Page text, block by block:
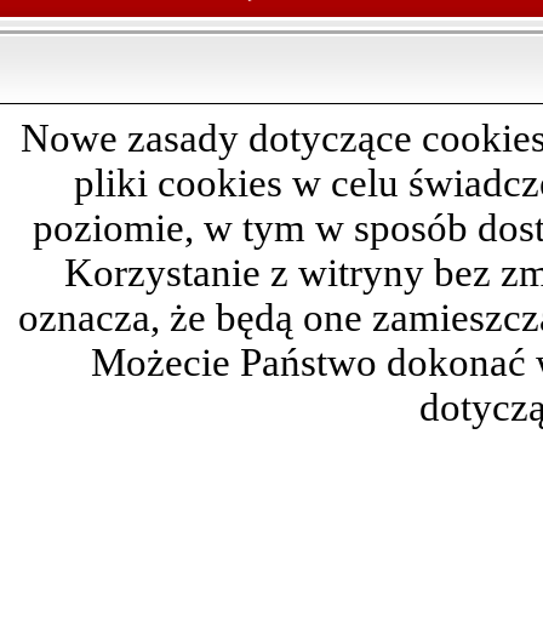
Nowe zasady dotyczące
pliki cookies w celu
poziomie, w tym w sposób
Korzystanie z witryny bez
oznacza, że będą one
Możecie Państwo